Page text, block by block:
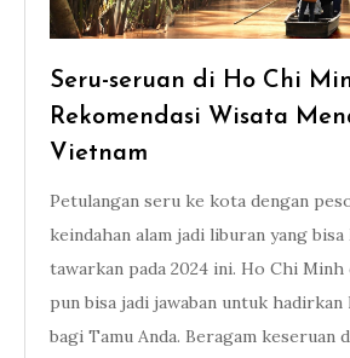
Seru-seruan di Ho Chi
Rekomendasi Wisata
Vietnam
Petulangan seru ke kota dengan
keindahan alam jadi liburan yang
tawarkan pada 2024 ini. Ho Chi Minh
pun bisa jadi jawaban untuk
bagi Tamu Anda. Beragam keseruan